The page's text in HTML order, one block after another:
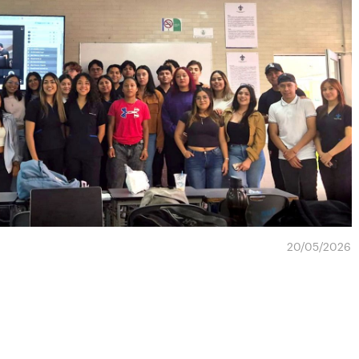
20/05/2026